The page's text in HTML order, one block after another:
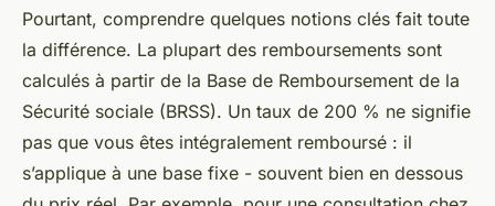
Pourtant, comprendre quelques notions clés fait toute
la différence. La plupart des remboursements sont
calculés à partir de la Base de Remboursement de la
Sécurité sociale (BRSS). Un taux de 200 % ne signifie
pas que vous êtes intégralement remboursé : il
s’applique à une base fixe - souvent bien en dessous